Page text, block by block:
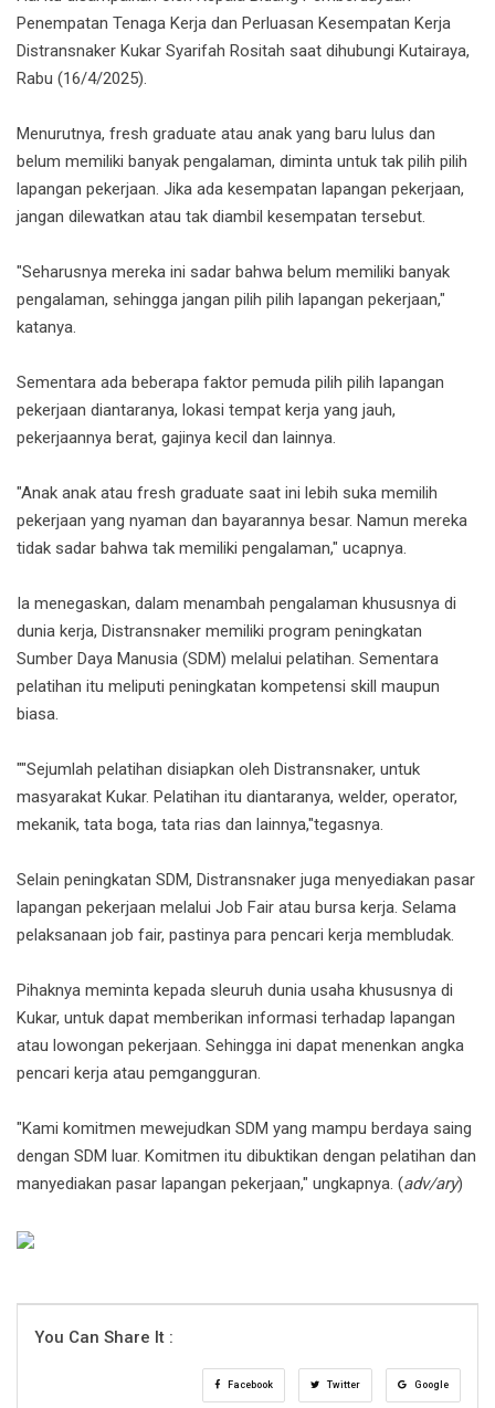
Penempatan Tenaga Kerja dan Perluasan Kesempatan Kerja
Distransnaker Kukar Syarifah Rositah saat dihubungi Kutairaya,
Rabu (16/4/2025).
Menurutnya, fresh graduate atau anak yang baru lulus dan
belum memiliki banyak pengalaman, diminta untuk tak pilih pilih
lapangan pekerjaan. Jika ada kesempatan lapangan pekerjaan,
jangan dilewatkan atau tak diambil kesempatan tersebut.
"Seharusnya mereka ini sadar bahwa belum memiliki banyak
pengalaman, sehingga jangan pilih pilih lapangan pekerjaan,"
katanya.
Sementara ada beberapa faktor pemuda pilih pilih lapangan
pekerjaan diantaranya, lokasi tempat kerja yang jauh,
pekerjaannya berat, gajinya kecil dan lainnya.
"Anak anak atau fresh graduate saat ini lebih suka memilih
pekerjaan yang nyaman dan bayarannya besar. Namun mereka
tidak sadar bahwa tak memiliki pengalaman," ucapnya.
Ia menegaskan, dalam menambah pengalaman khususnya di
dunia kerja, Distransnaker memiliki program peningkatan
Sumber Daya Manusia (SDM) melalui pelatihan. Sementara
pelatihan itu meliputi peningkatan kompetensi skill maupun
biasa.
""Sejumlah pelatihan disiapkan oleh Distransnaker, untuk
masyarakat Kukar. Pelatihan itu diantaranya, welder, operator,
mekanik, tata boga, tata rias dan lainnya,"tegasnya.
Selain peningkatan SDM, Distransnaker juga menyediakan pasar
lapangan pekerjaan melalui Job Fair atau bursa kerja. Selama
pelaksanaan job fair, pastinya para pencari kerja membludak.
Pihaknya meminta kepada sleuruh dunia usaha khususnya di
Kukar, untuk dapat memberikan informasi terhadap lapangan
atau lowongan pekerjaan. Sehingga ini dapat menenkan angka
pencari kerja atau pemgangguran.
"Kami komitmen mewejudkan SDM yang mampu berdaya saing
dengan SDM luar. Komitmen itu dibuktikan dengan pelatihan dan
manyediakan pasar lapangan pekerjaan," ungkapnya. (adv/ary)
You Can Share It :
Facebook Twitter Google